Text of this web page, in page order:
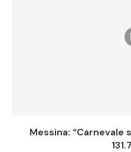
Messina: “Carnevale